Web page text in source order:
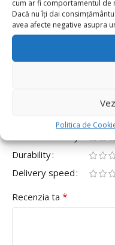
cum ar fi comportamentul de
Dacă nu îți dai
avea afecte negative asupra
Politica de
0
0
Fii primul care scrii o
Baloane Latex Metalic
Adresa ta de email nu va
*
Durability
Delivery speed
Recenzia ta *